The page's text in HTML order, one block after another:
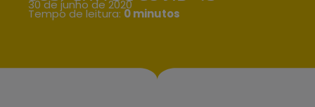
30 de junho de 2020
Tempo de leitura: 0 minutos